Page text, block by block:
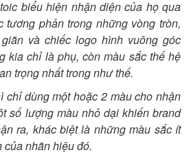
biểu hiện nhận diện của họ qua
tương phản trong những vòng tròn,
và chiếc logo hình vuông góc
kia chỉ là phụ, còn màu sắc thế hệ
trọng nhất trong như thế.
chỉ dùng một hoặc 2 màu cho nhận
số lượng màu nhỏ dại khiến brand
ra, khác biệt là những màu sắc ít
của nhãn hiệu đó.